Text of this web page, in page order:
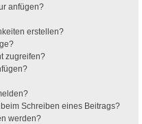
anfügen?
erstellen?
zugreifen?
Schreiben eines Beitrags?
werden?